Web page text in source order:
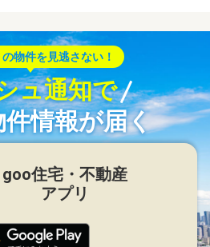
物件を見逃さない！
ュ通知で
情報が届く
goo住宅・不動産
アプリ